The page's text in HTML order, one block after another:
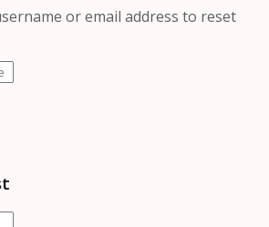
or email address to reset